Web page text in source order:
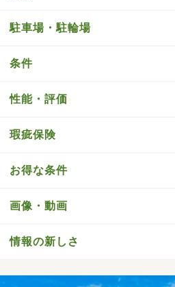
駐車場・駐輪場
条件
性能・評価
瑕疵保険
お得な条件
画像・動画
情報の新しさ